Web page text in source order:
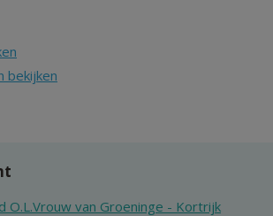
bekijken
O.L.Vrouw van Groeninge - Kortrijk